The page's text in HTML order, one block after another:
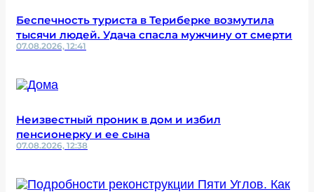
Беспечность туриста в Териберке возмутила
тысячи людей. Удача спасла мужчину от смерти
07.08.2026, 12:41
Неизвестный проник в дом и избил
пенсионерку и ее сына
07.08.2026, 12:38